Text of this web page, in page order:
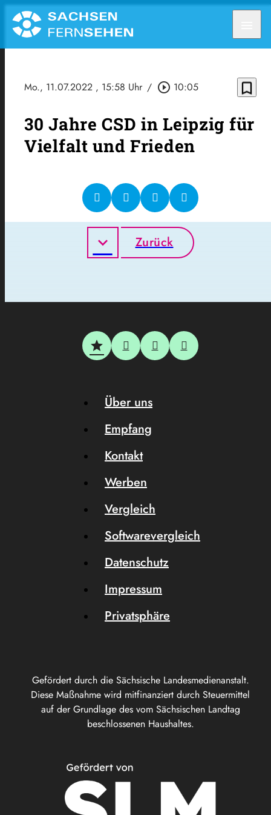
Mo., 11.07.2022 , 15:58 Uhr / play_circle_outline 10:05 bookmark_border
30 Jahre CSD in Leipzig für
Vielfalt und Frieden
Zurück
Gefördert durch die Sächsische Landesmedienanstalt.
Diese Maßnahme wird mitfinanziert durch Steuermittel
auf der Grundlage des vom Sächsischen Landtag
beschlossenen Haushaltes.
Über uns
Empfang
Kontakt
Werben
Vergleich
Softwarevergleich
Datenschutz
Impressum
Privatsphäre